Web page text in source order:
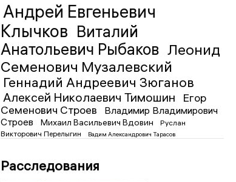
Андрей Евгеньевич
Клычков Виталий
Анатольевич Рыбаков Леонид
Семенович Музалевский
Геннадий Андреевич Зюганов
Алексей Николаевич Тимошин
Егор
Семенович Строев
Владимир Владимирович
Строев
Михаил Васильевич Вдовин
Руслан
Викторович Перелыгин
Вадим Александрович Тарасов
Расследования